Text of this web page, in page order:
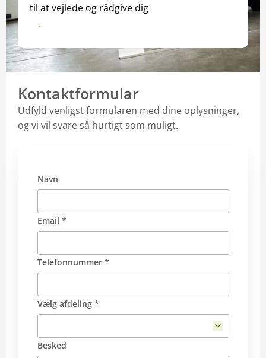
til at vejlede og rådgive dig
Afdelinger
Kontaktformular
Udfyld venligst formularen med dine oplysninger,
og vi vil svare så hurtigt som muligt.
Navn
Email *
Telefonnummer *
Vælg afdeling *
Besked